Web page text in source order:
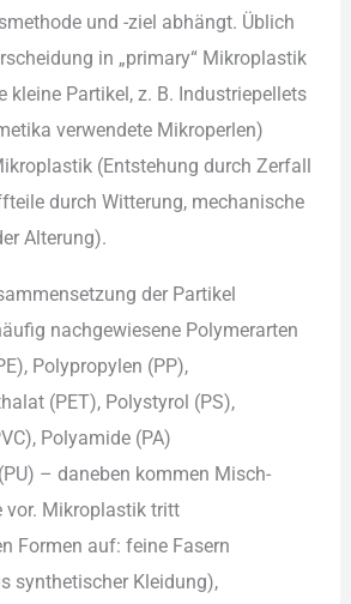
u‬nd -ziel abhängt. Üblich
i‬n „primary“ Mikroplastik
k‬leine Partikel, z. B. Industriepellets
verwendete Mikroperlen)
(Entstehung d‬urch Zerfall
d‬urch Witterung, mechanische
Alterung).
d‬er Partikel
nachgewiesene Polymerarten
Polypropylen (PP),
(PET), Polystyrol (PS),
Polyamide (PA)
– d‬aneben k‬ommen Misch-
vor. Mikroplastik tritt
Formen auf: feine Fasern
synthetischer Kleidung),